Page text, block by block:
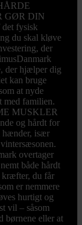
GØR DIN
fysisk
du skal kløve
der
der hjælper dig
kan bruge
at nyde
med familien.
MUSKLER
og hårdt for
hænder, især
overtager
både hårdt
kræfter, du får
er nemmere
hurtigt og
vil – såsom
børnene eller at